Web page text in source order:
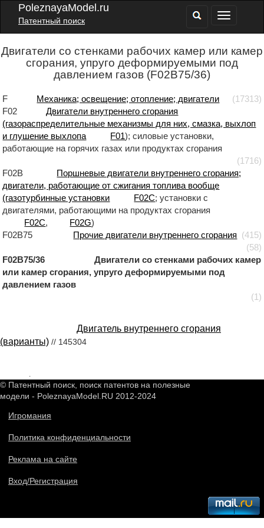
PoleznayaModel.ru
Патентный поиск
Двигатели со стенками рабочих камер или камер
сгорания, упруго деформируемыми под
давлением газов (F02B75/36)
F Механика; освещение; отопление; двигатели
(17313)
F02
Двигатели внутреннего сгорания
(газораспределительные механизмы для них, смазка, выхлоп
и глушение выхлопа
F01); силовые установки,
работающие на горячих газах или продуктах сгорания
(1716)
F02B
Поршневые двигатели внутреннего сгорания;
двигатели, работающие от сжигания топлива вообще
(газотурбинные установки
F02C; установки с
двигателями, работающими на продуктах сгорания
F02C, F02G)
(415)
F02B75
Прочие двигатели внутреннего сгорания
(58)
F02B75/36 Двигатели со стенками рабочих камер
или камер сгорания, упруго деформируемыми под
давлением газов
(1)
Двигатель внутреннего сгорания
(варианты) // 145304
© Патентный поиск, поиск патентов на полезные
модели - PoleznayaModel.RU 2012-2024
Игромания
Политика конфиденциальности
Реклама на сайте
Вход/Регистрация